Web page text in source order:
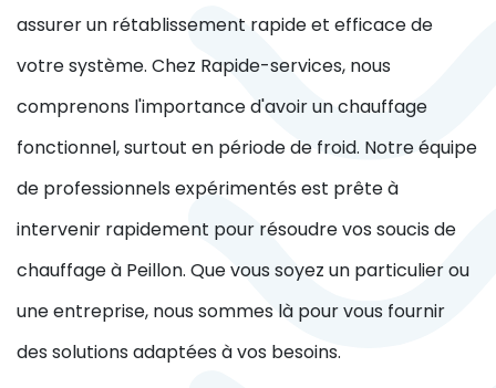
assurer un rétablissement rapide et efficace de
votre système. Chez Rapide-services, nous
comprenons l'importance d'avoir un chauffage
fonctionnel, surtout en période de froid. Notre équipe
de professionnels expérimentés est prête à
intervenir rapidement pour résoudre vos soucis de
chauffage à Peillon. Que vous soyez un particulier ou
une entreprise, nous sommes là pour vous fournir
des solutions adaptées à vos besoins.